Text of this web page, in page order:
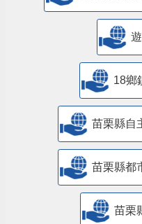
18鄉
苗栗縣自
苗栗縣都
苗栗